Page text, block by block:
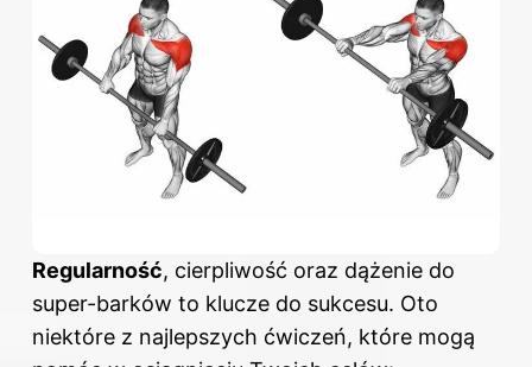
Regularność, cierpliwość oraz dążenie do
super-barków to klucze do sukcesu. Oto
niektóre z najlepszych ćwiczeń, które mogą